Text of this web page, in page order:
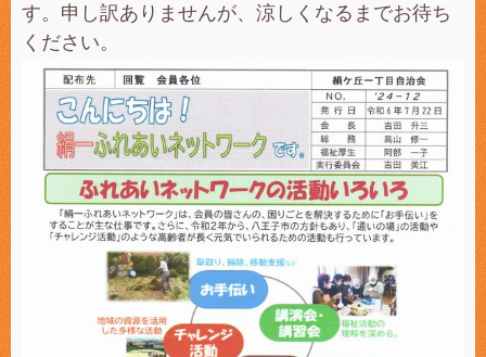
す。申し訳ありませんが、涼しくなるまでお待ち
ください。